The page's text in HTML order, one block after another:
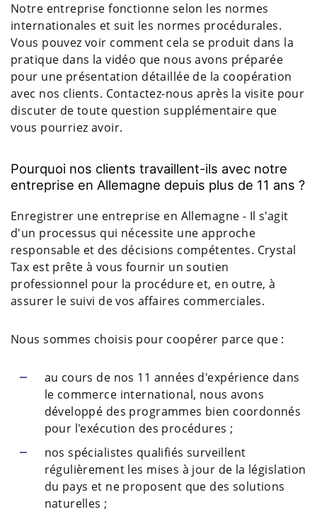
Notre entreprise fonctionne selon les normes
internationales et suit les normes procédurales.
Vous pouvez voir comment cela se produit dans la
pratique dans la vidéo que nous avons préparée
pour une présentation détaillée de la coopération
avec nos clients. Contactez-nous après la visite pour
discuter de toute question supplémentaire que
vous pourriez avoir.
Pourquoi nos clients travaillent-ils avec notre
entreprise en Allemagne depuis plus de 11 ans ?
Enregistrer une entreprise en Allemagne - Il s'agit
d'un processus qui nécessite une approche
responsable et des décisions compétentes. Crystal
Tax est prête à vous fournir un soutien
professionnel pour la procédure et, en outre, à
assurer le suivi de vos affaires commerciales.
Nous sommes choisis pour coopérer parce que :
au cours de nos 11 années d'expérience dans
le commerce international, nous avons
développé des programmes bien coordonnés
pour l'exécution des procédures ;
nos spécialistes qualifiés surveillent
régulièrement les mises à jour de la législation
du pays et ne proposent que des solutions
naturelles ;